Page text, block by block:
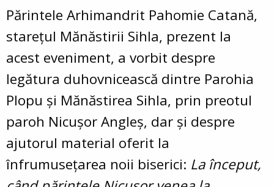
Părintele Arhimandrit Pahomie Catană,
starețul Mănăstirii Sihla, prezent la
acest eveniment, a vorbit despre
legătura duhovnicească dintre Parohia
Plopu și Mănăstirea Sihla, prin preotul
paroh Nicușor Angleș, dar și despre
ajutorul material oferit la
înfrumusețarea noii biserici: La început,